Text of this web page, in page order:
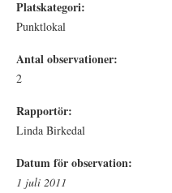
Platskategori:
Punktlokal
Antal observationer:
2
Rapportör:
Linda Birkedal
Datum för observation:
1 juli 2011